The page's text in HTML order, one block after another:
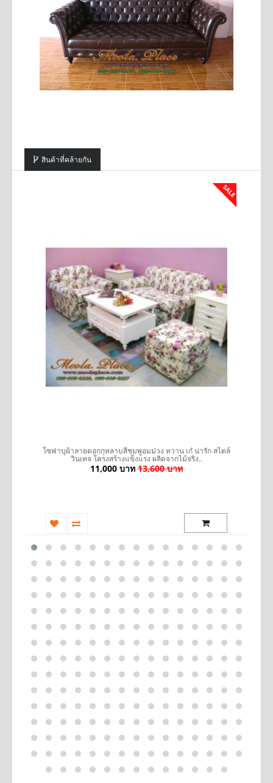
สินค้าที่คล้ายกัน
SALE
โซฟาบุผ้าลายดอกกุหลาบสีชมพูอมม่วง หวาน เก๋ น่ารัก สไตล์
วินเทจ โครงสร้างแข็งแรง ผลิตจากไม้จริง..
11,000 บาท 13,600 บาท